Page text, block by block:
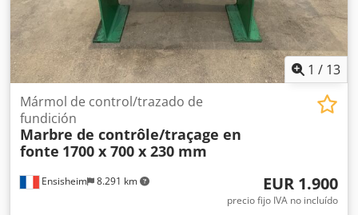
1 / 13
Ensisheim 8.291 km
Mármol de control/trazado de
fundición
Marbre de contrôle/traçage en
fonte 1700 x 700 x 230 mm
EUR 1.900
precio fijo IVA no incluído